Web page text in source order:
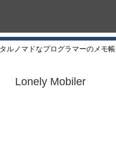
ルノマドなプログラマーのメモ帳
Lonely Mobiler